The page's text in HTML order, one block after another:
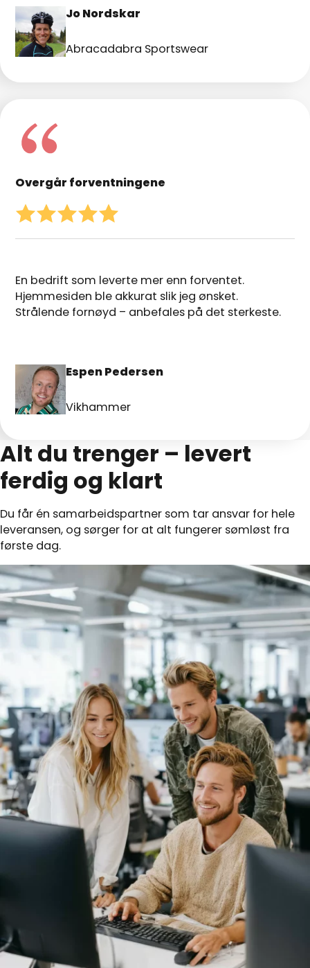
Jo Nordskar
Abracadabra Sportswear
Overgår forventningene
En bedrift som leverte mer enn forventet.
Hjemmesiden ble akkurat slik jeg ønsket.
Strålende fornøyd – anbefales på det sterkeste.
Espen Pedersen
Vikhammer
Alt du trenger – levert
ferdig og klart
Du får én samarbeidspartner som tar ansvar for hele
leveransen, og sørger for at alt fungerer sømløst fra
første dag.